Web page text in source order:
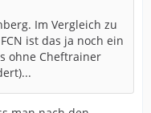
Im Vergleich zu
ist das ja noch ein
ohne Cheftrainer